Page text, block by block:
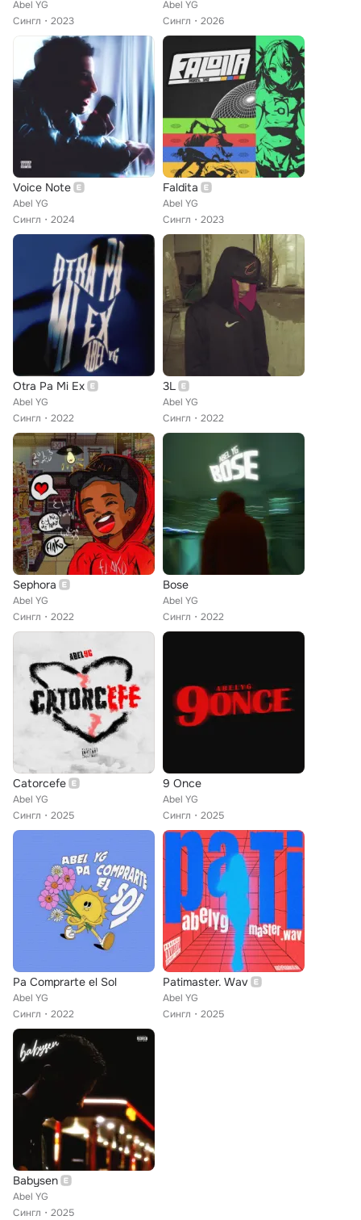
Abel YG
Сингл
2023
Abel YG
Сингл
2026
Voice Note
Abel YG
Сингл
2024
Faldita
Abel YG
Сингл
2023
Otra Pa Mi Ex
Abel YG
Сингл
2022
3L
Abel YG
Сингл
2022
Sephora
Abel YG
Сингл
2022
Bose
Abel YG
Сингл
2022
Catorcefe
Abel YG
Сингл
2025
9 Once
Abel YG
Сингл
2025
Pa Comprarte el Sol
Abel YG
Сингл
2022
Patimaster. Wav
Abel YG
Сингл
2025
Babysen
Abel YG
Сингл
2025